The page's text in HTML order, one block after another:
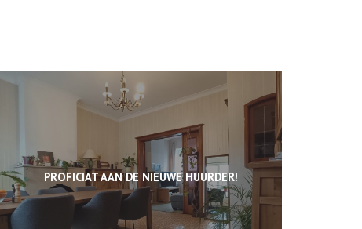
PROFICIAT AAN DE NIEUWE HUURDER!